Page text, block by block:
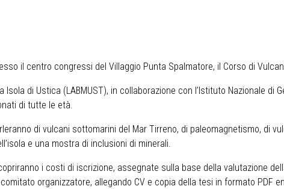
il centro congressi del Villaggio Punta Spalmatore, il Corso di
di Ustica (LABMUST), in collaborazione con l’Istituto Nazionale di
di tutte le età.
di vulcani sottomarini del Mar Tirreno, di paleomagnetismo, di
e una mostra di inclusioni di minerali.
i costi di iscrizione, assegnate sulla base della valutazione
organizzatore, allegando CV e copia della tesi in formato PDF